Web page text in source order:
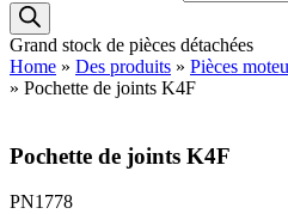
Grand stock de pièces détachées
Home » Des produits » Pièces
» Pochette de joints K4F
Pochette de joints K4F
PN1778